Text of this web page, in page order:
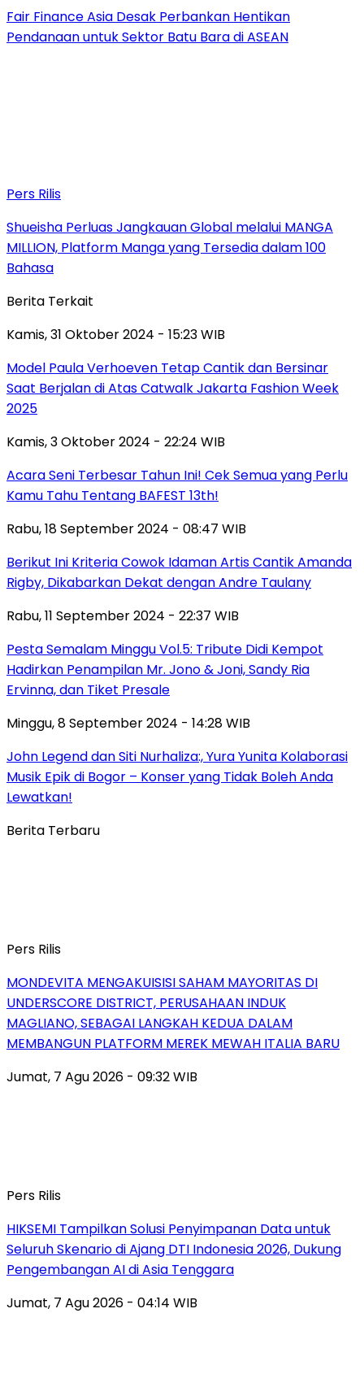
Fair Finance Asia Desak Perbankan Hentikan
Pendanaan untuk Sektor Batu Bara di ASEAN
Pers Rilis
Shueisha Perluas Jangkauan Global melalui MANGA
MILLION, Platform Manga yang Tersedia dalam 100
Bahasa
Berita Terkait
Kamis, 31 Oktober 2024 - 15:23 WIB
Model Paula Verhoeven Tetap Cantik dan Bersinar
Saat Berjalan di Atas Catwalk Jakarta Fashion Week
2025
Kamis, 3 Oktober 2024 - 22:24 WIB
Acara Seni Terbesar Tahun Ini! Cek Semua yang Perlu
Kamu Tahu Tentang BAFEST 13th!
Rabu, 18 September 2024 - 08:47 WIB
Berikut Ini Kriteria Cowok Idaman Artis Cantik Amanda
Rigby, Dikabarkan Dekat dengan Andre Taulany
Rabu, 11 September 2024 - 22:37 WIB
Pesta Semalam Minggu Vol.5: Tribute Didi Kempot
Hadirkan Penampilan Mr. Jono & Joni, Sandy Ria
Ervinna, dan Tiket Presale
Minggu, 8 September 2024 - 14:28 WIB
John Legend dan Siti Nurhaliza:, Yura Yunita Kolaborasi
Musik Epik di Bogor – Konser yang Tidak Boleh Anda
Lewatkan!
Berita Terbaru
Pers Rilis
MONDEVITA MENGAKUISISI SAHAM MAYORITAS DI
UNDERSCORE DISTRICT, PERUSAHAAN INDUK
MAGLIANO, SEBAGAI LANGKAH KEDUA DALAM
MEMBANGUN PLATFORM MEREK MEWAH ITALIA BARU
Jumat, 7 Agu 2026 - 09:32 WIB
Pers Rilis
HIKSEMI Tampilkan Solusi Penyimpanan Data untuk
Seluruh Skenario di Ajang DTI Indonesia 2026, Dukung
Pengembangan AI di Asia Tenggara
Jumat, 7 Agu 2026 - 04:14 WIB